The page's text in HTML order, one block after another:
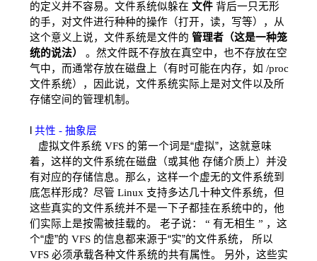
的定义并不容易。文件系统似躲在 文件 背后一只无形
的手，对文件进行种种的操作（打开，读，写等），从
这个意义上说，文件系统是文件的 管理者（这是一种笼
统的说法） 。然文件既不存放在真空中，也不存放在空
气中，而通常存放在磁盘上（有时可能在内存，如 /proc
文件系统），因此说，文件系统实际上是对文件以及所
存储空间的管理机制。
共性 - 抽象层
虚拟文件系统 VFS 的第一个词是“虚拟”，这就意味
着，这样的文件系统在磁盘（或其他 存储介质上）并没
有对应的存储信息。那么，这样一个虚无的文件系统到
底怎样形成？尽管 Linux 支持多达几十种文件系统，但
这些真实的文件系统并不是一下子都挂在系统中的，他
们实际上是按需被挂载的。 老子说： “ 有无相生 ” ，这
个“虚”的 VFS 的信息都来源于“实”的文件系统， 所以
VFS 必须承载各种文件系统的共有属性。 另外，这些实